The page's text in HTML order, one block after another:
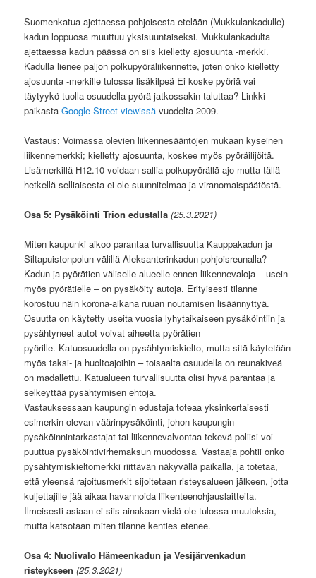
Suomenkatua ajettaessa pohjoisesta etelään (Mukkulankadulle)
kadun loppuosa muuttuu yksisuuntaiseksi. Mukkulankadulta
ajettaessa kadun päässä on siis kielletty ajosuunta -merkki.
Kadulla lienee paljon polkupyöräliikennette, joten onko kielletty
ajosuunta -merkille tulossa lisäkilpeä Ei koske pyöriä vai
täytyykö tuolla osuudella pyörä jatkossakin taluttaa? Linkki
paikastaGoogle Street viewissä vuodelta 2009.
Vastaus: Voimassa olevien liikennesääntöjen mukaan kyseinen
liikennemerkki; kielletty ajosuunta, koskee myös pyöräilijöitä.
Lisämerkillä H12.10 voidaan sallia polkupyörällä ajo mutta tällä
hetkellä selliaisesta ei ole suunnitelmaa ja viranomaispäätöstä.
Osa 5: Pysäköinti Trion edustalla(25.3.2021)
Miten kaupunki aikoo parantaa turvallisuutta Kauppakadun ja
Siltapuistonpolun välillä Aleksanterinkadun pohjoisreunalla?
Kadun ja pyörätien väliselle alueelle ennen liikennevaloja – usein
myös pyörätielle – on pysäköity autoja. Erityisesti tilanne
korostuu näin korona-aikana ruuan noutamisen lisäännyttyä.
Osuutta on käytetty useita vuosia lyhytaikaiseen pysäköintiin ja
pysähtyneet autot voivat aiheetta pyörätien
pyörille. Katuosuudella on pysähtymiskielto, mutta sitä käytetään
myös taksi- ja huoltoajoihin – toisaalta osuudella on reunakiveä
on madallettu. Katualueen turvallisuutta olisi hyvä parantaa ja
selkeyttää pysähtymisen ehtoja.
Vastauksessaan kaupungin edustaja toteaa yksinkertaisesti
esimerkin olevan väärinpysäköinti, johon kaupungin
pysäköinnintarkastajat tai liikennevalvontaa tekevä poliisi voi
puuttua pysäköintivirhemaksun muodossa.Vastaaja pohtii onko
pysähtymiskieltomerkki riittävän näkyvällä paikalla, ja totetaa,
että yleensä rajoitusmerkit sijoitetaan risteysalueen jälkeen, jotta
kuljettajille jää aikaa havannoida liikenteenohjauslaitteita.
Ilmeisesti asiaan ei siis ainakaan vielä ole tulossa muutoksia,
mutta katsotaan miten tilanne kenties etenee.
Osa 4: Nuolivalo Hämeenkadun ja Vesijärvenkadun
risteykseen(25.3.2021)